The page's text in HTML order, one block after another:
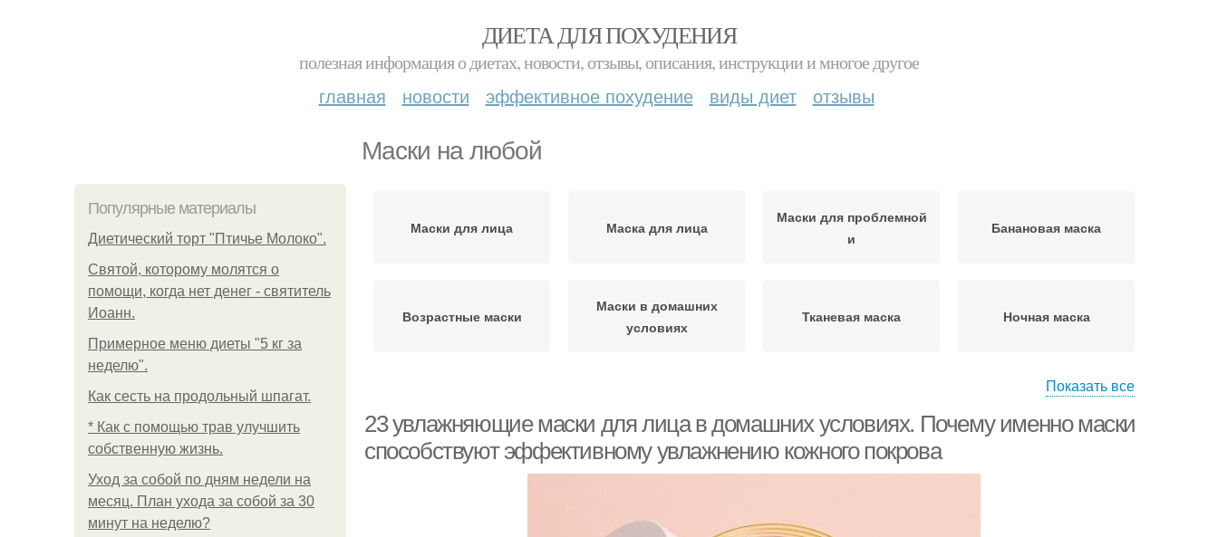
ДИЕТА ДЛЯ ПОХУДЕНИЯ
полезная информация о диетах, новости, отзывы, описания, инструкции и многое другое
главная новости эффективное похудение виды диет отзывы
Маски на любой
Популярные материалы
Диетический торт "Птичье Молоко".
Святой, которому молятся о
помощи, когда нет денег - святитель
Иоанн.
Примерное меню диеты "5 кг за
неделю".
Как сесть на продольный шпагат.
* Как с помощью трав улучшить
собственную жизнь.
Уход за собой по дням недели на
месяц. План ухода за собой за 30
минут на неделю?
Маски для лица Маска для лица
Маски для проблемной
и
Банановая маска
Возрастные маски
Маски в домашних
условиях
Тканевая маска Ночная маска
Показать все
23 увлажняющие маски для лица в домашних условиях. Почему именно маски
способствуют эффективному увлажнению кожного покрова